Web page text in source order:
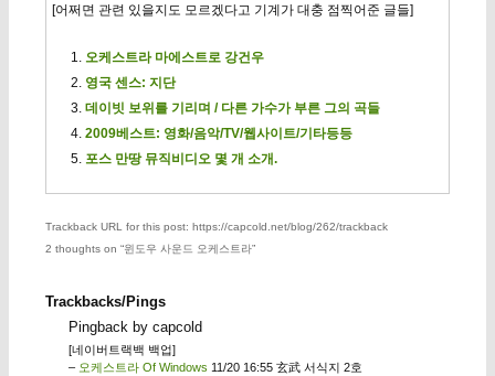
[어쩌면 관련 있을지도 모르겠다고 기계가 대충 점찍어준 글들]
오케스트라 마에스트로 강건우
영국 센스: 지단
데이빗 보위를 기리며 / 다른 가수가 부른 그의 곡들
2009베스트: 영화/음악/TV/웹사이트/기타등등
포스 만땅 뮤직비디오 몇 개 소개.
Trackback URL for this post: https://capcold.net/blog/262/trackback
2 thoughts on “윈도우 사운드 오케스트라”
Trackbacks/Pings
Pingback by capcold
[네이버트랙백 백업]
– 오케스트라 Of Windows 11/20 16:55 玄武 서식지 2호